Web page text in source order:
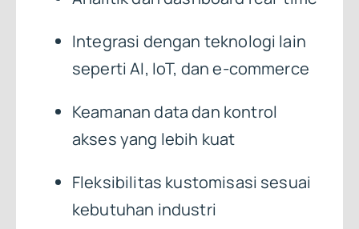
Integrasi dengan teknologi lain
seperti AI, IoT, dan e-commerce
Keamanan data dan kontrol
akses yang lebih kuat
Fleksibilitas kustomisasi sesuai
kebutuhan industri